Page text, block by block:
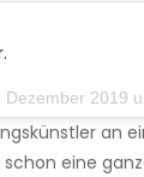
2019 um 9:17 Uhr
an
eine